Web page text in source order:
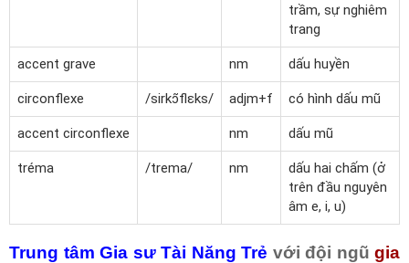
trầm, sự nghiêm
trang
accent grave nm dấu huyền
circonflexe /sirkɔ̃flεks/ adjm+f có hình dấu mũ
accent circonflexe nm dấu mũ
tréma /trema/ nm
dấu hai chấm (ở
trên đầu nguyên
âm e, i, u)
Trung tâm Gia sư Tài Năng Trẻ với đội ngũ gia